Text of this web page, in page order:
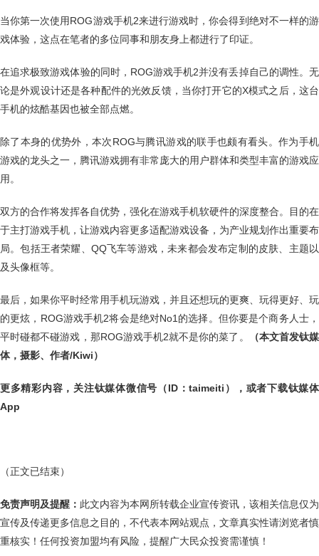
当你第一次使用ROG游戏手机2来进行游戏时，你会得到绝对不一样的游
戏体验，这点在笔者的多位同事和朋友身上都进行了印证。
在追求极致游戏体验的同时，ROG游戏手机2并没有丢掉自己的调性。无
论是外观设计还是各种配件的光效反馈，当你打开它的X模式之后，这台
手机的炫酷基因也被全部点燃。
除了本身的优势外，本次ROG与腾讯游戏的联手也颇有看头。作为手机
游戏的龙头之一，腾讯游戏拥有非常庞大的用户群体和类型丰富的游戏应
用。
双方的合作将发挥各自优势，强化在游戏手机软硬件的深度整合。目的在
于主打游戏手机，让游戏内容更多适配游戏设备，为产业规划作出重要布
局。包括王者荣耀、QQ飞车等游戏，未来都会发布定制的皮肤、主题以
及头像框等。
最后，如果你平时经常用手机玩游戏，并且还想玩的更爽、玩得更好、玩
的更炫，ROG游戏手机2将会是绝对No1的选择。但你要是个商务人士，
平时碰都不碰游戏，那ROG游戏手机2就不是你的菜了。
（本文首发钛媒
体，摄影、作者/Kiwi）
更多精彩内容，关注钛媒体微信号（ID：taimeiti），或者下载钛媒体
App
（正文已结束）
免责声明及提醒： 此文内容为本网所转载企业宣传资讯，该相关信息仅为
宣传及传递更多信息之目的，不代表本网站观点，文章真实性请浏览者慎
重核实！任何投资加盟均有风险，提醒广大民众投资需谨慎！